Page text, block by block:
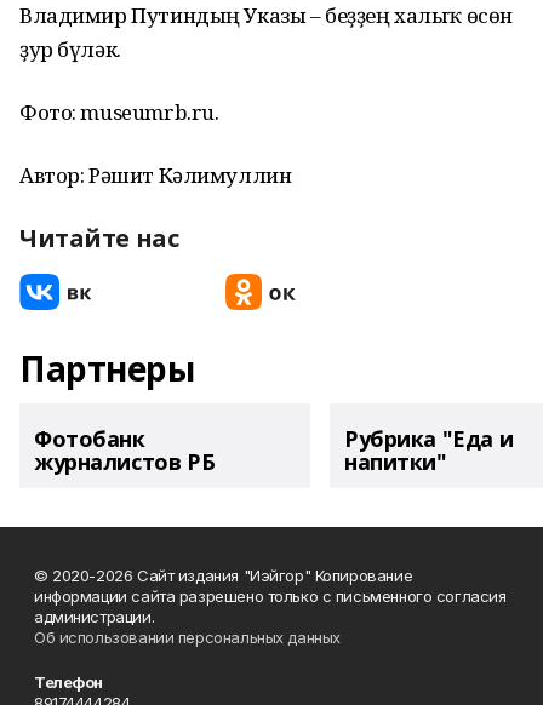
Владимир Путиндың Указы – беҙҙең халыҡ өсөн
ҙур бүләк.
Фото: museumrb.ru.
Автор: Рәшит Кәлимуллин
Читайте нас
Партнеры
Фотобанк
журналистов РБ
Рубрика "Еда и
напитки"
© 2020-2026 Сайт издания "Иэйгор" Копирование
информации сайта разрешено только с письменного согласия
администрации.
Об использовании персональных данных
Телефон